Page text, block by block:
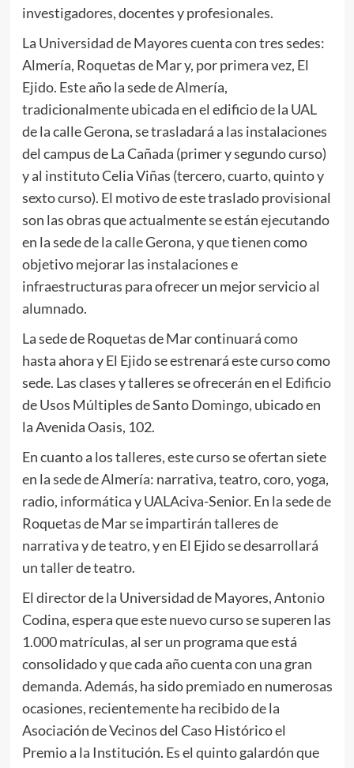
investigadores, docentes y profesionales.
La Universidad de Mayores cuenta con tres sedes:
Almería, Roquetas de Mar y, por primera vez, El
Ejido. Este año la sede de Almería,
tradicionalmente ubicada en el edificio de la UAL
de la calle Gerona, se trasladará a las instalaciones
del campus de La Cañada (primer y segundo curso)
y al instituto Celia Viñas (tercero, cuarto, quinto y
sexto curso). El motivo de este traslado provisional
son las obras que actualmente se están ejecutando
en la sede de la calle Gerona, y que tienen como
objetivo mejorar las instalaciones e
infraestructuras para ofrecer un mejor servicio al
alumnado.
La sede de Roquetas de Mar continuará como
hasta ahora y El Ejido se estrenará este curso como
sede. Las clases y talleres se ofrecerán en el Edificio
de Usos Múltiples de Santo Domingo, ubicado en
la Avenida Oasis, 102.
En cuanto a los talleres, este curso se ofertan siete
en la sede de Almería: narrativa, teatro, coro, yoga,
radio, informática y UALAciva-Senior. En la sede de
Roquetas de Mar se impartirán talleres de
narrativa y de teatro, y en El Ejido se desarrollará
un taller de teatro.
El director de la Universidad de Mayores, Antonio
Codina, espera que este nuevo curso se superen las
1.000 matrículas, al ser un programa que está
consolidado y que cada año cuenta con una gran
demanda. Además, ha sido premiado en numerosas
ocasiones, recientemente ha recibido de la
Asociación de Vecinos del Caso Histórico el
Premio a la Institución. Es el quinto galardón que